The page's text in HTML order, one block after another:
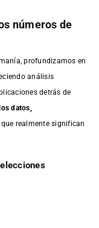
números de
profundizamos en
análisis
detrás de
datos,
realmente significan